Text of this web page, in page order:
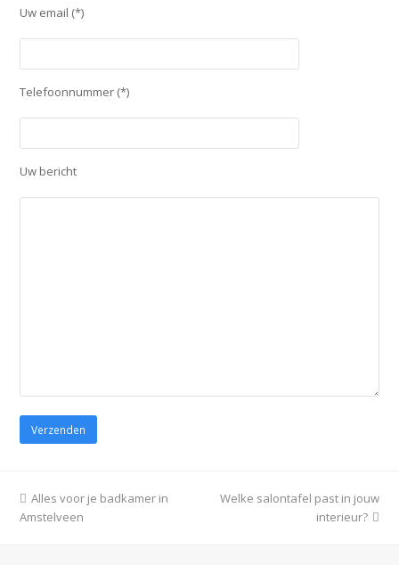
Uw email (*)
Telefoonnummer (*)
Uw bericht
Gelieve dit veld leeg te laten.
previous
post:
Alles voor je badkamer in
Amstelveen
next
Welke salontafel past in jouw
interieur?